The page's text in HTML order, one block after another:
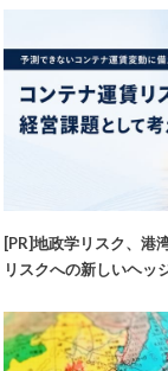
[PR]地政学リスク、港
リスクへの新しいヘッ